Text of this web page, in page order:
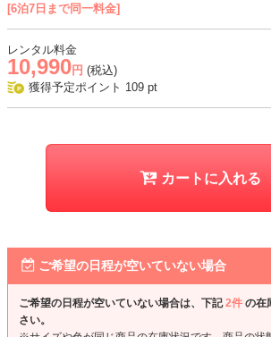
結婚式、入学式、卒業式、学校行事、式典、七
[6泊7日まで同一料金]
レンタル料金
10,990 円 (税込)
獲得予定ポイント 109 pt
カートに入れる
ご希望の日程が空いていない場合
ご希望の日程が空いていない場合は、下記2件 の在
さい。